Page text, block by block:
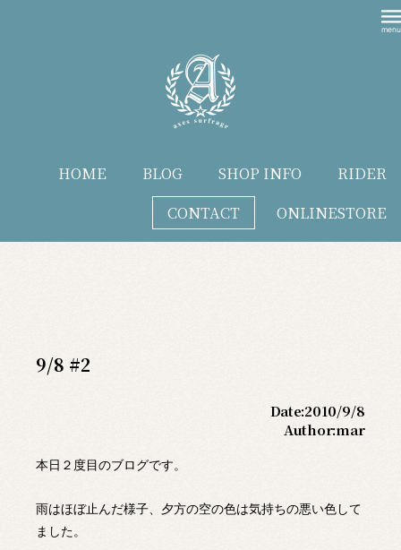
HOME BLOG SHOP INFO
RIDER
CONTACT
ONLINESTORE
9/8 #2
Date:2010/9/8
Author:mar
本日２度目のブログです。
雨はほぼ止んだ様子、夕方の空の色は気持ちの悪い色して
ました。